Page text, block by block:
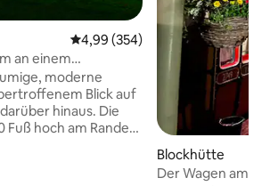
Durchschnittliche Bewertung:
4,99 (354)
an einem
moderne
Blick auf
hinaus. Die
Fuß hoch am Rande
Blockhütte
Der Wagen am